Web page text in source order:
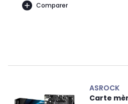
Comparer
ASROCK
Carte